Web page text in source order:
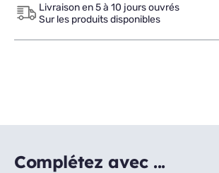
Livraison en 5 à 10 jours ouvrés
Sur les produits disponibles
Complétez avec ...